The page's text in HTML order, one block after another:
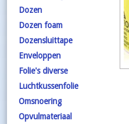
Dozen
Dozen foam
Dozensluittape
Enveloppen
Folie's diverse
Luchtkussenfolie
Omsnoering
Opvulmateriaal